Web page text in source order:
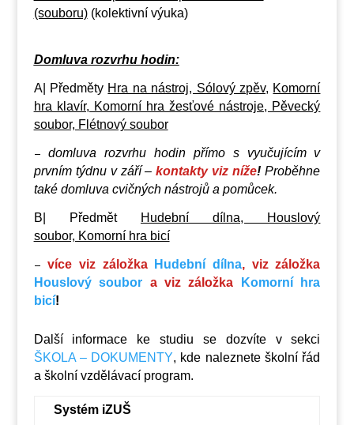
(souboru)(kolektivní výuka)
Domluva rozvrhu hodin:
A| Předměty Hra na nástroj, Sólový zpěv, Komorní
hra klavír, Komorní hra žesťové nástroje, Pěvecký
soubor, Flétnový soubor
–domluva rozvrhu hodin přímo s vyučujícím v
prvním týdnu v září – kontakty viz níže!Proběhne
také domluva cvičných nástrojů a pomůcek.
B| Předmět
Hudební dílna, Houslový
soubor, Komorní hra bicí
–více viz záložka Hudební dílna, viz záložka
Houslový soubor a viz záložka
Komorní hra
bicí!
Další informace ke studiu se dozvíte v sekci
ŠKOLA – DOKUMENTY, kde naleznete školní řád
a školní vzdělávací program.
Systém iZUŠ